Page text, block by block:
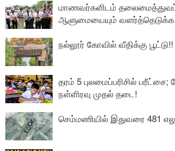
மாணவர்களிடம்
ஆளுமையையும்
நல்லூர் கோவில் வீதிக்கு பூட்டு!!
தரம் 5 புலமைப்பரிசில் பரீட்சை;
நள்ளிரவு முதல் தடை!
செம்மணியில் இதுவரை 481